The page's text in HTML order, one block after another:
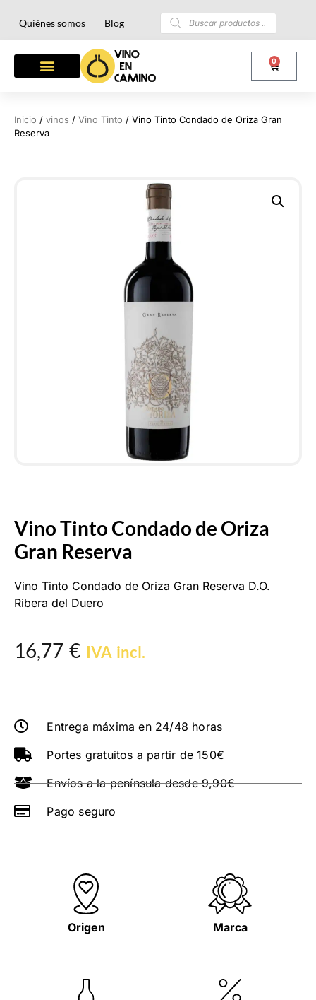
Quiénes somos Blog
0
Inicio / vinos / Vino Tinto / Vino Tinto Condado de Oriza Gran
Reserva
Vino Tinto Condado de Oriza
Gran Reserva
Vino Tinto Condado de Oriza Gran Reserva D.O.
Ribera del Duero
16,77 € IVA incl.
Entrega máxima en 24/48 horas
Portes gratuitos a partir de 150€
Envíos a la península desde 9,90€
Pago seguro
Origen Marca